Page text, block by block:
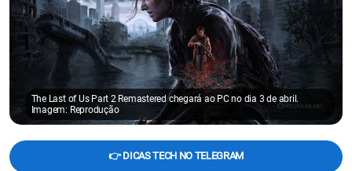
The Last of Us Part 2 Remastered chegará ao PC no dia 3 de abril.
Imagem: Reprodução
👉 DICAS TECH NO TELEGRAM